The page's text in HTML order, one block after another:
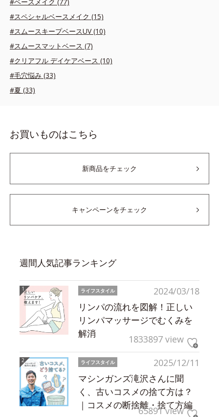
#スペシャルベースメイク (15)
#スムースキープベースUV (10)
#スムースマットベース (7)
#クリアフル デイケアベース (10)
#毛穴悩み (33)
#夏 (33)
お買いものはこちら
新商品をチェック
キャンペーンをチェック
週間人気記事ランキング
2024/03/18
ライフスタイル
リンパの流れを図解！正しい
リンパマッサージでむくみを
解消
1833897 view
2025/12/11
ライフスタイル
マシンガンズ滝沢さんに聞
く、古いコスメの捨て方は？
｜コスメの断捨離・捨て方編
65891 view